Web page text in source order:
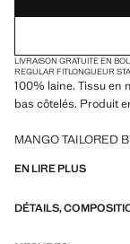
LIVRAISON GRATUITE EN
REGULAR FITLONGUEUR
100% laine. Tissu en
bas côtelés. Produit
MANGO TAILORED
James avec
la réinterprétation
EN LIRE PLUS
DÉTAILS,